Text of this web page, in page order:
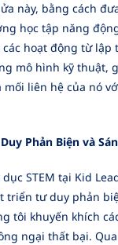
này, bằng cách
học tập năng
hoạt động từ lập
mô hình kỹ thuật,
mối liên hệ của nó
Phản Biện và
STEM tại Kid
triển tư duy phản
tôi khuyến khích
ngại thất bại.